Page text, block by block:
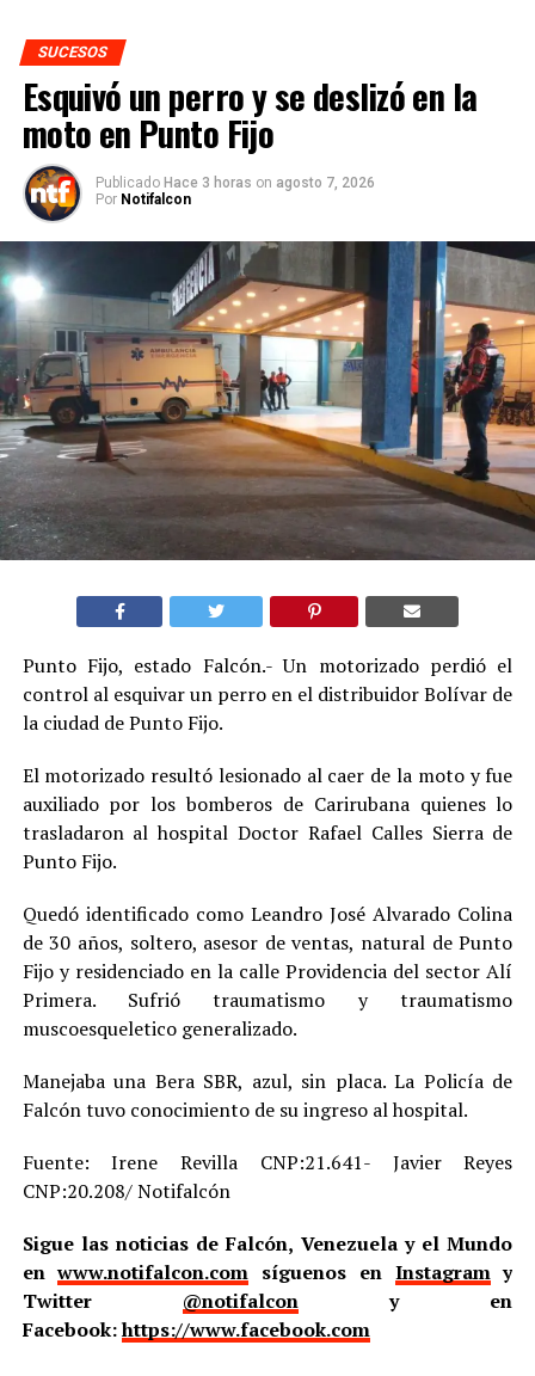
SUCESOS
Esquivó un perro y se deslizó en la
moto en Punto Fijo
Publicado Hace 3 horas on agosto 7, 2026
Por Notifalcon
Punto Fijo, estado Falcón.- Un motorizado perdió el
control al esquivar un perro en el distribuidor Bolívar de
la ciudad de Punto Fijo.
El motorizado resultó lesionado al caer de la moto y fue
auxiliado por los bomberos de Carirubana quienes lo
trasladaron al hospital Doctor Rafael Calles Sierra de
Punto Fijo.
Quedó identificado como Leandro José Alvarado Colina
de 30 años, soltero, asesor de ventas, natural de Punto
Fijo y residenciado en la calle Providencia del sector Alí
Primera. Sufrió traumatismo y traumatismo
muscoesqueletico generalizado.
Manejaba una Bera SBR, azul, sin placa. La Policía de
Falcón tuvo conocimiento de su ingreso al hospital.
Fuente: Irene Revilla CNP:21.641- Javier Reyes
CNP:20.208/ Notifalcón
Sigue las noticias de Falcón, Venezuela y el Mundo
enwww.notifalcon.com síguenos en Instagramy
Twitter @notifalcony en
Facebook:https://www.facebook.com